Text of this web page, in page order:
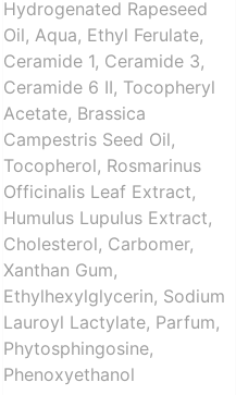
Hydrogenated Rapeseed
Oil, Aqua, Ethyl Ferulate,
Ceramide 1, Ceramide 3,
Ceramide 6 II, Tocopheryl
Acetate, Brassica
Campestris Seed Oil,
Tocopherol, Rosmarinus
Officinalis Leaf Extract,
Humulus Lupulus Extract,
Cholesterol, Carbomer,
Xanthan Gum,
Ethylhexylglycerin, Sodium
Lauroyl Lactylate, Parfum,
Phytosphingosine,
Phenoxyethanol